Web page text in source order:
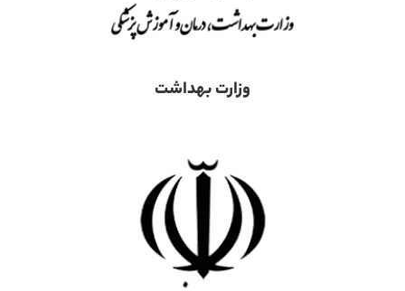
وزارت بهداشت